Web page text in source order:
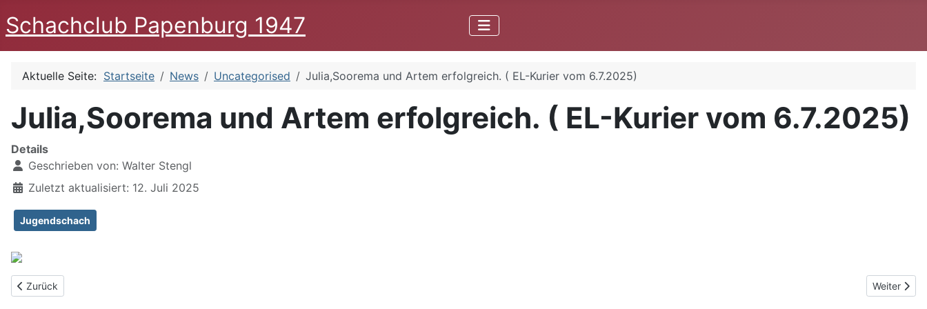
Schachclub Papenburg 1947
Aktuelle Seite: Startseite News Uncategorised Julia,Soorema und Artem erfolgreich. ( EL-Kurier vom 6.7.2025)
Julia,Soorema und Artem erfolgreich. ( EL-Kurier vom 6.7.2025)
Details
Geschrieben von: Walter Stengl
Zuletzt aktualisiert: 12. Juli 2025
Jugendschach
Vorheriger Beitrag: Paul Bemboom-Turnier 2025
Zurück Nächster
Weiter